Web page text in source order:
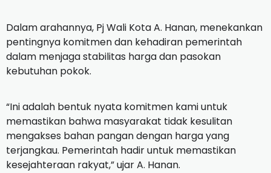
Dalam arahannya, Pj Wali Kota A. Hanan, menekankan
pentingnya komitmen dan kehadiran pemerintah
dalam menjaga stabilitas harga dan pasokan
kebutuhan pokok.
“Ini adalah bentuk nyata komitmen kami untuk
memastikan bahwa masyarakat tidak kesulitan
mengakses bahan pangan dengan harga yang
terjangkau. Pemerintah hadir untuk memastikan
kesejahteraan rakyat,” ujar A. Hanan.